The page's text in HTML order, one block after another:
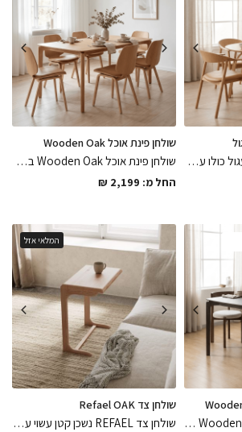
שולחן פינת אוכל LUMI עגול כולו עשוי עץ אלון מלא קל ופרקטי לניקיון צבוע בלכה אפוקסי מט בגימורים מושלמים
שולחן פינת אוכל Wooden Oak
שולחן פינת אוכל Wooden Oak במגוון מידות לבחירה עשוי עץ מלא אלון במגוון מידות לבחירה בגימורים מושלמים בסגנון נורדי מדויק
החל מ: ₪ 2,199
שולחן פינת אוכל Wooden Smoki במגוון מידות לבחירה עשוי עץ מלא אלון מעושן במגוון מידות לבחירה בגימורים מושלמים
המלאי אזל
שולחן צד Refael OAK
שולחן צד REFAEL נשכן קטן עשוי עץ מלא בגימור לכה אפוקסי מט בגימור מושלם חלק ונעים למגע, פיס ייחודי שיסגור את הפינה